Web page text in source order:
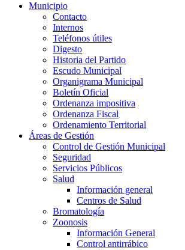
Municipio
Contacto
Internos
Teléfonos útiles
Digesto
Historia del Partido
Escudo Municipal
Organigrama Municipal
Boletín Oficial
Ordenanza impositiva
Ordenanza Fiscal
Ordenamiento Territorial
Áreas de Gestión
Control de Gestión Municipal
Seguridad
Servicios Públicos
Salud
Información general
Centros de Salud
Bromatología
Zoonosis
Información General
Control antirrábico